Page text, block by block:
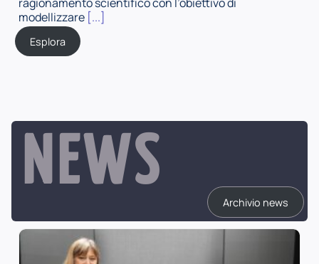
modellizzare [...]
Esplora
NEWS
Archivio news